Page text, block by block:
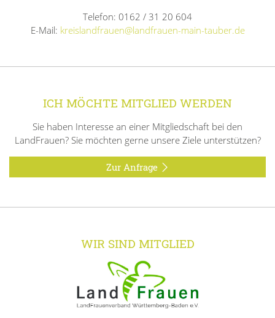
Telefon: 0162 / 31 20 604
E-Mail: kreislandfrauen@landfrauen-main-tauber.de
ICH MÖCHTE MITGLIED WERDEN
Sie haben Interesse an einer Mitgliedschaft bei den
LandFrauen? Sie möchten gerne unsere Ziele unterstützen?
Zur Anfrage
WIR SIND MITGLIED